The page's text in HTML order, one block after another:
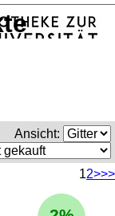
Ansicht:
12>>>